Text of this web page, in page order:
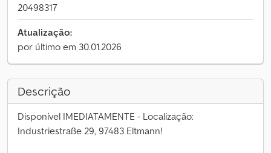
20498317
Atualização:
por último em 30.01.2026
Descrição
Disponível IMEDIATAMENTE - Localização:
Industriestraße 29, 97483 Eltmann!